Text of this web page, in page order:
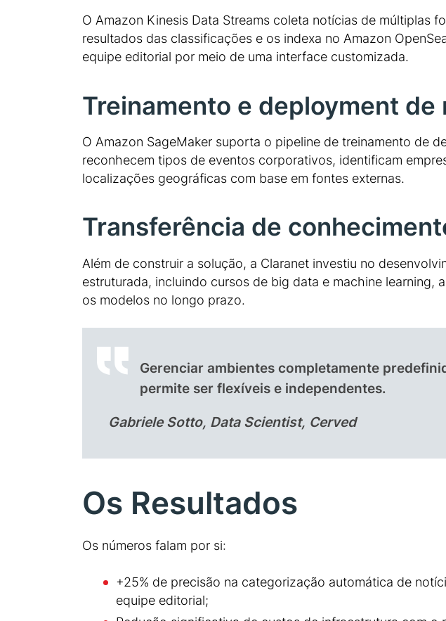
O Amazon Kinesis Data Streams coleta notícias de múltiplas
resultados das classificações e os indexa no Amazon
equipe editorial por meio de uma interface customizada.
Treinamento e deployment
O Amazon SageMaker suporta o pipeline de treinamento de
reconhecem tipos de eventos corporativos, identificam
localizações geográficas com base em fontes externas.
Transferência de
Além de construir a solução, a Claranet investiu no
estruturada, incluindo cursos de big data e machine learning,
os modelos no longo prazo.
Gerenciar ambientes completamente
permite ser flexíveis e independentes.
Gabriele Sotto, Data Scientist, Cerved
Os Resultados
Os números falam por si:
+25% de precisão na categorização automática de
equipe editorial;